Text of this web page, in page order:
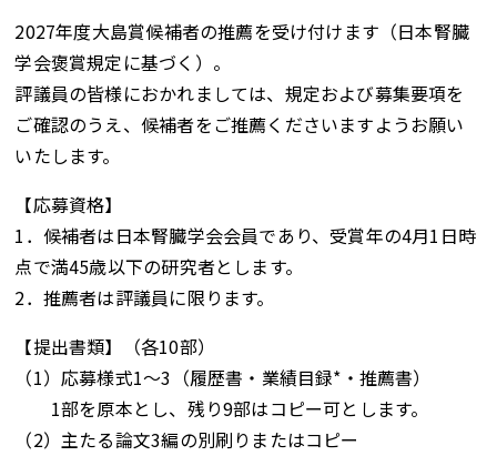
2027年度大島賞候補者の推薦を受け付けます（日本腎臓
学会褒賞規定に基づく）。
評議員の皆様におかれましては、規定および募集要項を
ご確認のうえ、候補者をご推薦くださいますようお願い
いたします。
【応募資格】
1．候補者は日本腎臓学会会員であり、受賞年の4月1日時
点で満45歳以下の研究者とします。
2．推薦者は評議員に限ります。
【提出書類】（各10部）
（1）応募様式1～3（履歴書・業績目録*・推薦書）
1部を原本とし、残り9部はコピー可とします。
（2）主たる論文3編の別刷りまたはコピー